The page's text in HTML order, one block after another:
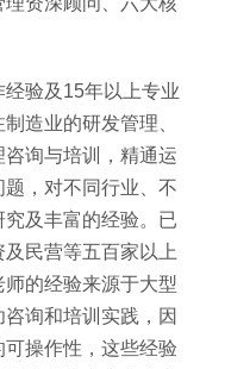
验及15年以上专业
造业的研发管理、
询与培训，精通运
，对不同行业、不
及丰富的经验。已
民营等五百家以上
的经验来源于大型
询和培训实践，因
操作性，这些经验